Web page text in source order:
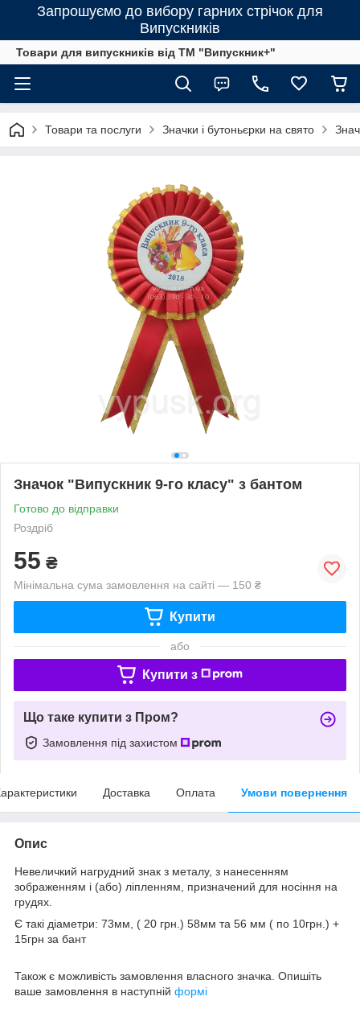
Запрошуємо до вибору гарних стрічок для
Випускників
Товари для випускників від ТМ "Випускник+"
Товари та послуги Значки і бутоньєрки на свято
Значок "Випускник 9-го класу" з бантом
Готово до відправки
Роздріб
55 ₴
Мінімальна сума замовлення на сайті — 150 ₴
Купити
або
Купити з
Що таке купити з Пром?
Замовлення під захистом
Доставка Оплата Умови повернення
Опис
Невеличкий нагрудний знак з металу, з нанесенням
зображенням і (або) ліпленням, призначений для носіння на
грудях.
Є такі діаметри: 73мм, ( 20 грн.) 58мм та 56 мм ( по 10грн.) +
15грн за бант
Також є можливість замовлення власного значка. Опишіть
ваше замовлення в наступній формі